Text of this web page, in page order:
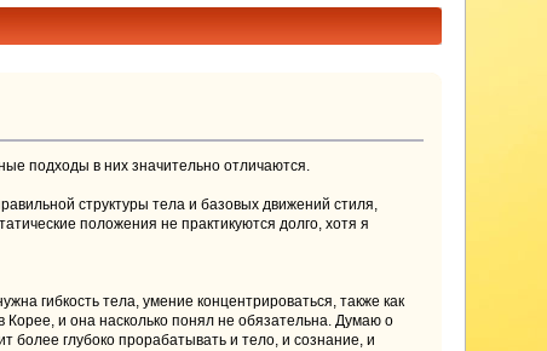
подходы в них значительно отличаются.
структуры тела и базовых движений стиля,
положения не практикуются долго, хотя я
гибкость тела, умение концентрироваться, также как
и она насколько понял не обязательна. Думаю о
более глубоко прорабатывать и тело, и сознание, и